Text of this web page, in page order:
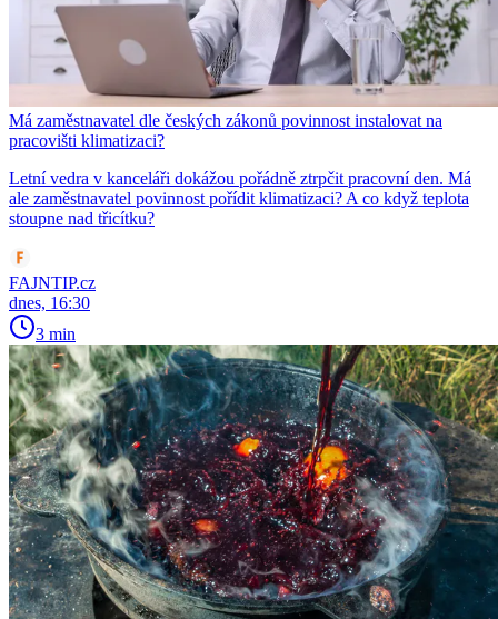
Má zaměstnavatel dle českých zákonů povinnost instalovat na
pracovišti klimatizaci?
Letní vedra v kanceláři dokážou pořádně ztrpčit pracovní den. Má
ale zaměstnavatel povinnost pořídit klimatizaci? A co když teplota
stoupne nad třicítku?
FAJNTIP.cz
dnes, 16:30
3 min